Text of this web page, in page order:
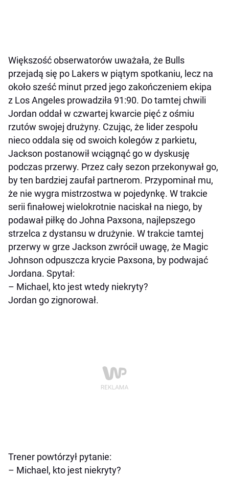
Większość obserwatorów uważała, że Bulls
przejadą się po Lakers w piątym spotkaniu, lecz na
około sześć minut przed jego zakończeniem ekipa
z Los Angeles prowadziła 91:90. Do tamtej chwili
Jordan oddał w czwartej kwarcie pięć z ośmiu
rzutów swojej drużyny. Czując, że lider zespołu
nieco oddala się od swoich kolegów z parkietu,
Jackson postanowił wciągnąć go w dyskusję
podczas przerwy. Przez cały sezon przekonywał go,
by ten bardziej zaufał partnerom. Przypominał mu,
że nie wygra mistrzostwa w pojedynkę. W trakcie
serii finałowej wielokrotnie naciskał na niego, by
podawał piłkę do Johna Paxsona, najlepszego
strzelca z dystansu w drużynie. W trakcie tamtej
przerwy w grze Jackson zwrócił uwagę, że Magic
Johnson odpuszcza krycie Paxsona, by podwajać
Jordana. Spytał:
– Michael, kto jest wtedy niekryty?
Jordan go zignorował.
Trener powtórzył pytanie:
– Michael, kto jest niekryty?